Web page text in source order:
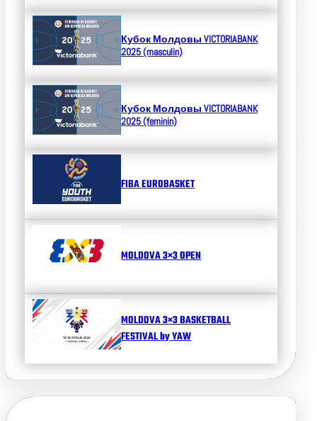
Кубок МолдовыVICTORIABANK
2025 (masculin)
Кубок МолдовыVICTORIABANK
2025 (feminin)
FIBA EUROBASKET
MOLDOVA 3×3 OPEN
MOLDOVA 3×3 BASKETBALL
FESTIVAL by YAW